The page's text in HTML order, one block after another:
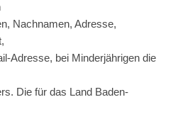
Adresse,
bei Minderjährigen die
Die für das Land Baden-